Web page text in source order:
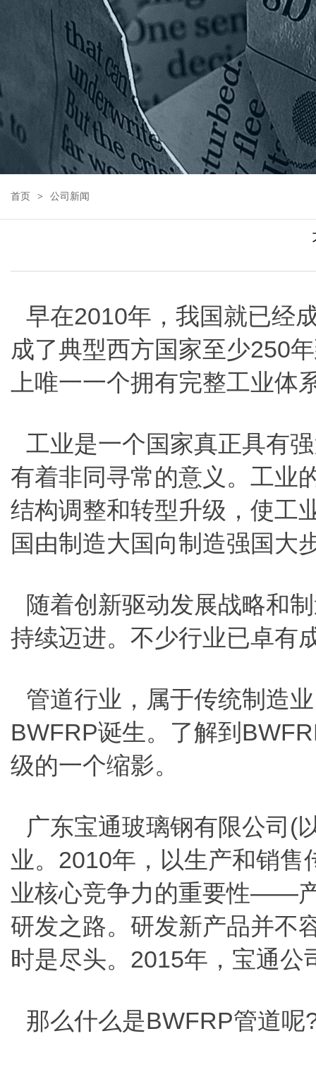
首页 公司新闻
早在2010年，我国就已经
成了典型西方国家至少250
上唯一一个拥有完整工业体
工业是一个国家真正具有
有着非同寻常的意义。工业
结构调整和转型升级，使工
国由制造大国向制造强国大
随着创新驱动发展战略和
持续迈进。不少行业已卓有
管道行业，属于传统制造
BWFRP诞生。了解到
级的一个缩影。
广东宝通玻璃钢有限公司(
业。2010年，以生产和销
业核心竞争力的重要性——
研发之路。研发新产品并不
时是尽头。2015年，宝通
那么什么是BWFRP管道呢